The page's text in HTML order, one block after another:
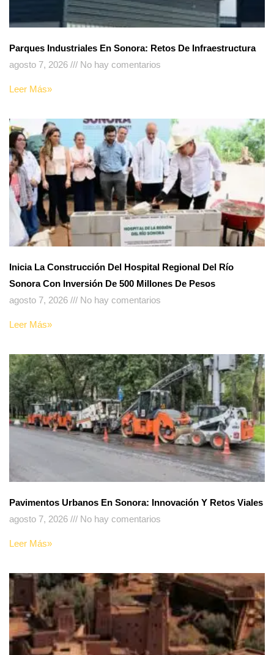
Parques Industriales En Sonora: Retos De Infraestructura
agosto 7, 2026
No hay comentarios
Leer Más»
Inicia La Construcción Del Hospital Regional Del Río
Sonora Con Inversión De 500 Millones De Pesos
agosto 7, 2026
No hay comentarios
Leer Más»
Pavimentos Urbanos En Sonora: Innovación Y Retos Viales
agosto 7, 2026
No hay comentarios
Leer Más»